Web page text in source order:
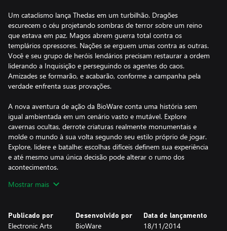
Um cataclismo lança Thedas em um turbilhão. Dragões
escurecem o céu projetando sombras de terror sobre um reino
que estava em paz. Magos abrem guerra total contra os
templários opressores. Nações se erguem umas contra as outras.
Você e seu grupo de heróis lendários precisam restaurar a ordem
liderando a Inquisição e perseguindo os agentes do caos.
Amizades se formarão, e acabarão, conforme a campanha pela
verdade enfrenta suas provações.
A nova aventura de ação da BioWare conta uma história sem
igual ambientada em um cenário vasto e mutável. Explore
cavernas ocultas, derrote criaturas realmente monumentais e
molde o mundo à sua volta segundo seu estilo próprio de jogar.
Explore, lidere e batalhe: escolhas difíceis definem sua experiência
e até mesmo uma única decisão pode alterar o rumo dos
acontecimentos.
A versão deste jogo para download está disponível em inglês,
Mostrar mais
Publicado por
Electronic Arts
Desenvolvido por
BioWare
Data de lançamento
18/11/2014